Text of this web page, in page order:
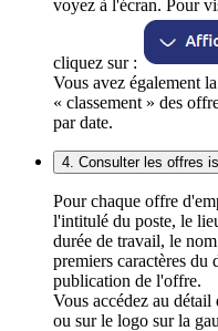
voyez à l'écran. Pour
cliquez sur :
Vous avez également
« classement » des
par date.
4. Consulter les offres
Pour chaque offre
l'intitulé du poste, le
durée de travail, le
premiers caractères du
publication de l'offre.
Vous accédez au
ou sur le logo sur la